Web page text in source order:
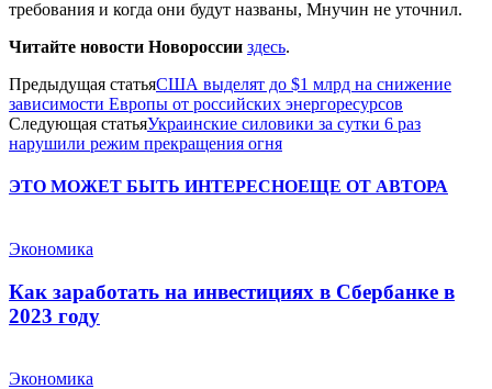
требования и когда они будут названы, Мнучин не уточнил.
Читайте новости Новороссии здесь.
Предыдущая статьяСША выделят до $1 млрд на снижение
зависимости Европы от российских энергоресурсов
Следующая статьяУкраинские силовики за сутки 6 раз
нарушили режим прекращения огня
ЭТО МОЖЕТ БЫТЬ ИНТЕРЕСНОЕЩЕ ОТ АВТОРА
Экономика
Как заработать на инвестициях в Сбербанке в
2023 году
Экономика